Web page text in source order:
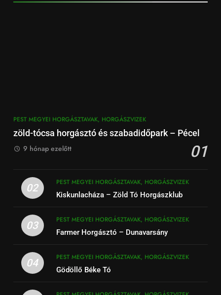
PEST MEGYEI HORGÁSZTAVAK, HORGÁSZVIZEK
zöld-tócsa horgásztó és szabadidőpark – Pécel
01
9 hónap ezelőtt
02
PEST MEGYEI HORGÁSZTAVAK, HORGÁSZVIZEK
Kiskunlacháza – Zöld Tó Horgászklub
03
PEST MEGYEI HORGÁSZTAVAK, HORGÁSZVIZEK
Farmer Horgásztó – Dunavarsány
04
PEST MEGYEI HORGÁSZTAVAK, HORGÁSZVIZEK
Gödöllő Béke Tó